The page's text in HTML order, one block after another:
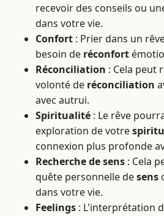
recevoir des conseils ou
dans votre vie.
Confort : Prier dans un
besoin de réconfort
Réconciliation : Cela peut
volonté de réconciliation
avec autrui.
Spiritualité : Le rêve
exploration de votre
connexion plus profonde
Recherche de sens : Cela
quête personnelle desens
dans votre vie.
Feelings : L'interprétation